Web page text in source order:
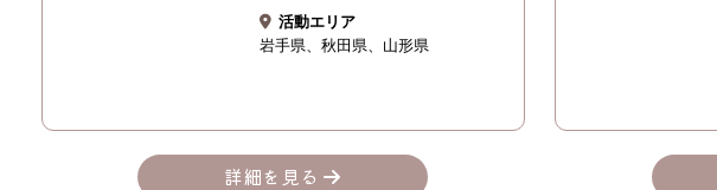
活動エリア
岩手県
秋田県 山形県
詳細を見る